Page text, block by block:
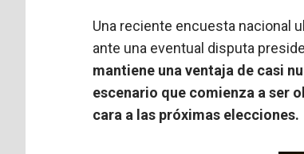
Una reciente encuesta nacional
ante una eventual disputa
mantiene una ventaja de casi
escenario que comienza a ser
cara a las próximas elecciones.